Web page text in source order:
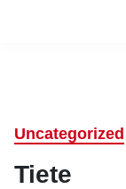
Uncategorized
Tiete